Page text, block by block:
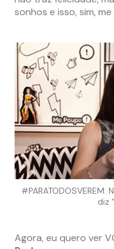
sonhos e isso, sim, me
diz
Agora, eu quero ver